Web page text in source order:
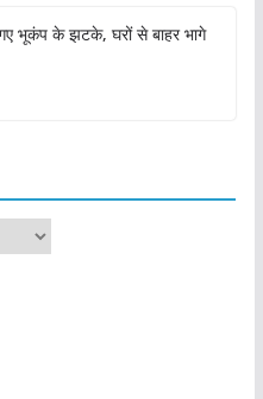
भूकंप के झटके, घरों से बाहर भागे